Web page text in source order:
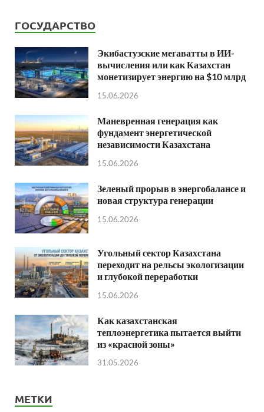
ГОСУДАРСТВО
Экибастузские мегаватты в ИИ-
вычисления или как Казахстан
монетизирует энергию на $10 млрд
15.06.2026
Маневренная генерация как
фундамент энергетической
независимости Казахстана
15.06.2026
Зеленый прорыв в энергобалансе и
новая структура генерации
15.06.2026
Угольный сектор Казахстана
переходит на рельсы экологизации
и глубокой переработки
15.06.2026
Как казахстанская
теплоэнергетика пытается выйти
из «красной зоны»
31.05.2026
МЕТКИ